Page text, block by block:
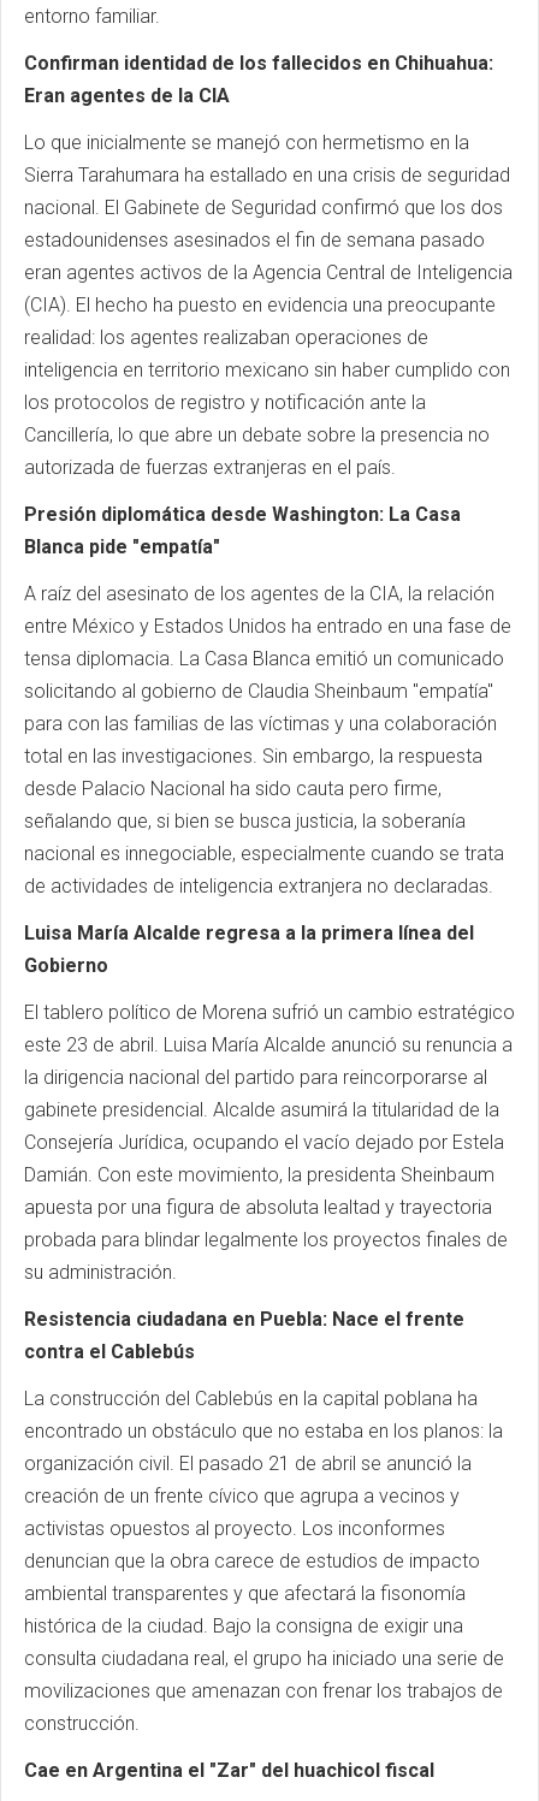
entorno familiar.
Confirman identidad de los fallecidos en Chihuahua:
Eran agentes de la CIA
Lo que inicialmente se manejó con hermetismo en la
Sierra Tarahumara ha estallado en una crisis de seguridad
nacional. El Gabinete de Seguridad confirmó que los dos
estadounidenses asesinados el fin de semana pasado
eran agentes activos de la Agencia Central de Inteligencia
(CIA). El hecho ha puesto en evidencia una preocupante
realidad: los agentes realizaban operaciones de
inteligencia en territorio mexicano sin haber cumplido con
los protocolos de registro y notificación ante la
Cancillería, lo que abre un debate sobre la presencia no
autorizada de fuerzas extranjeras en el país.
Presión diplomática desde Washington: La Casa
Blanca pide "empatía"
A raíz del asesinato de los agentes de la CIA, la relación
entre México y Estados Unidos ha entrado en una fase de
tensa diplomacia. La Casa Blanca emitió un comunicado
solicitando al gobierno de Claudia Sheinbaum "empatía"
para con las familias de las víctimas y una colaboración
total en las investigaciones. Sin embargo, la respuesta
desde Palacio Nacional ha sido cauta pero firme,
señalando que, si bien se busca justicia, la soberanía
nacional es innegociable, especialmente cuando se trata
de actividades de inteligencia extranjera no declaradas.
Luisa María Alcalde regresa a la primera línea del
Gobierno
El tablero político de Morena sufrió un cambio estratégico
este 23 de abril. Luisa María Alcalde anunció su renuncia a
la dirigencia nacional del partido para reincorporarse al
gabinete presidencial. Alcalde asumirá la titularidad de la
Consejería Jurídica, ocupando el vacío dejado por Estela
Damián. Con este movimiento, la presidenta Sheinbaum
apuesta por una figura de absoluta lealtad y trayectoria
probada para blindar legalmente los proyectos finales de
su administración.
Resistencia ciudadana en Puebla: Nace el frente
contra el Cablebús
La construcción del Cablebús en la capital poblana ha
encontrado un obstáculo que no estaba en los planos: la
organización civil. El pasado 21 de abril se anunció la
creación de un frente cívico que agrupa a vecinos y
activistas opuestos al proyecto. Los inconformes
denuncian que la obra carece de estudios de impacto
ambiental transparentes y que afectará la fisonomía
histórica de la ciudad. Bajo la consigna de exigir una
consulta ciudadana real, el grupo ha iniciado una serie de
movilizaciones que amenazan con frenar los trabajos de
construcción.
Cae en Argentina el "Zar" del huachicol fiscal